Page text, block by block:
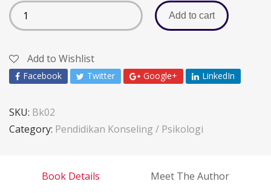
Add to cart
Add to Wishlist
Facebook Twitter Google+ LinkedIn
SKU: Bk02
Category: Pendidikan Konseling / Psikologi
Book Details Meet The Author